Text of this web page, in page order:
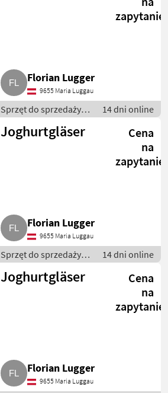
zapytanie
Florian Lugger
9655 Maria Luggau
Sprzęt do sprzedaży
pośredniej / Inny
sprzęt do sprzedaży
14 dni online
Joghurtgläser
Cena
na
zapytanie
Florian Lugger
9655 Maria Luggau
Sprzęt do sprzedaży
pośredniej / Inny
sprzęt do sprzedaży
14 dni online
Joghurtgläser
Cena
na
zapytanie
Florian Lugger
9655 Maria Luggau